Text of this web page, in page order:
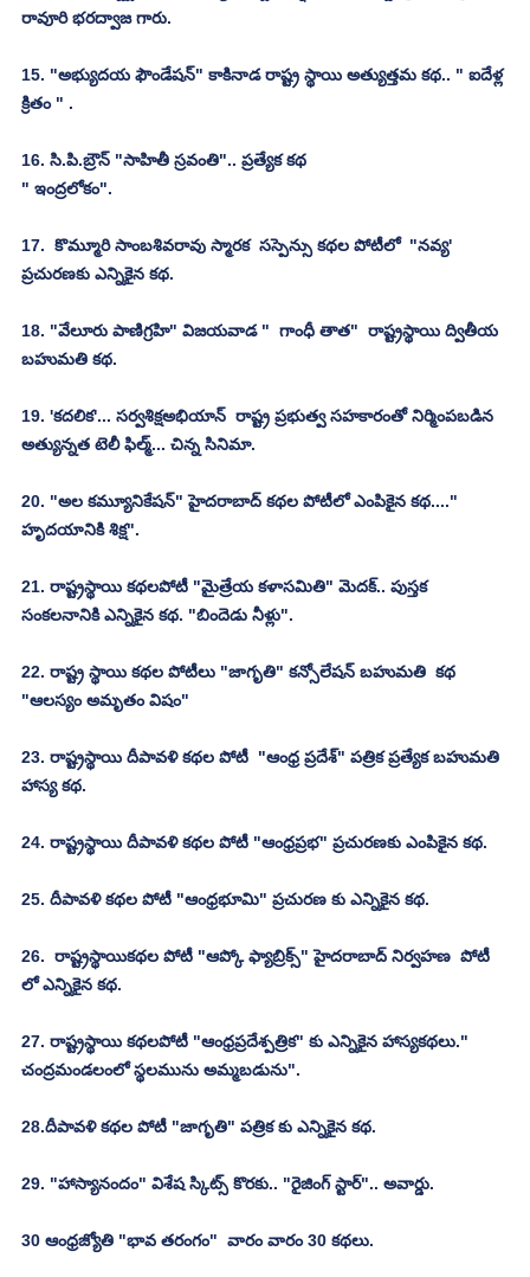
రావూరి భరద్వాజ గారు.
15. "అభ్యుదయ ఫౌండేషన్" కాకినాడ రాష్ట్ర స్థాయి అత్యుత్తమ కథ.. " ఐదేళ్ల
క్రితం " .
16. సి.పి.బ్రౌన్ "సాహితీ స్రవంతి".. ప్రత్యేక కథ
" ఇంద్రలోకం".
17.  కొమ్మూరి సాంబశివరావు స్మారక  సస్పెన్సు కథల పోటీలో  "నవ్య'
ప్రచురణకు ఎన్నికైన కథ.
18. "వేలూరు పాణిగ్రహి" విజయవాడ "  గాంధీ తాత"  రాష్ట్రస్థాయి ద్వితీయ
బహుమతి కథ.
19. 'కదలిక'... సర్వశిక్షఅభియాన్  రాష్ట్ర ప్రభుత్వ సహకారంతో నిర్మింపబడిన
అత్యున్నత టెలీ ఫిల్మ్... చిన్న సినిమా.
20. "అల కమ్యూనికేషన్" హైదరాబాద్ కథల పోటీలో ఎంపికైన కథ...."
హృదయానికి శిక్ష".
21. రాష్ట్రస్థాయి కథలపోటీ "మైత్రేయ కళాసమితి" మెదక్.. పుస్తక
సంకలనానికి ఎన్నికైన కథ. "బిందెడు నీళ్లు".
22. రాష్ట్ర స్థాయి కథల పోటీలు "జాగృతి" కన్సోలేషన్ బహుమతి  కథ
"ఆలస్యం అమృతం విషం"
23. రాష్ట్రస్థాయి దీపావళి కథల పోటీ  "ఆంధ్ర ప్రదేశ్" పత్రిక ప్రత్యేక బహుమతి
హాస్య కథ.
24. రాష్ట్రస్థాయి దీపావళి కథల పోటీ "ఆంధ్రప్రభ" ప్రచురణకు ఎంపికైన కథ.
25. దీపావళి కథల పోటీ "ఆంధ్రభూమి" ప్రచురణ కు ఎన్నికైన కథ.
26.  రాష్ట్రస్థాయికథల పోటీ "ఆప్కో ఫ్యాబ్రిక్స్" హైదరాబాద్ నిర్వహణ  పోటీ
లో ఎన్నికైన కథ.
27. రాష్ట్రస్థాయి కథలపోటీ "ఆంధ్రప్రదేశ్పత్రిక" కు ఎన్నికైన హాస్యకథలు."
చంద్రమండలంలో స్థలమును అమ్మబడును".
28.దీపావళి కథల పోటీ "జాగృతి" పత్రిక కు ఎన్నికైన కథ.
29. "హాస్యానందం" విశేష స్కిట్స్ కొరకు.. "రైజింగ్ స్టార్".. అవార్డు.
30 ఆంధ్రజ్యోతి "భావ తరంగం"  వారం వారం 30 కథలు.